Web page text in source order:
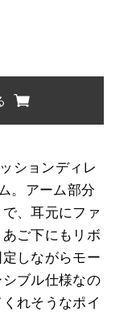
ションディレ
。アーム部分
、耳元にファ
ご下にもリボ
しながらモー
シブル仕様なの
れそうなポイ